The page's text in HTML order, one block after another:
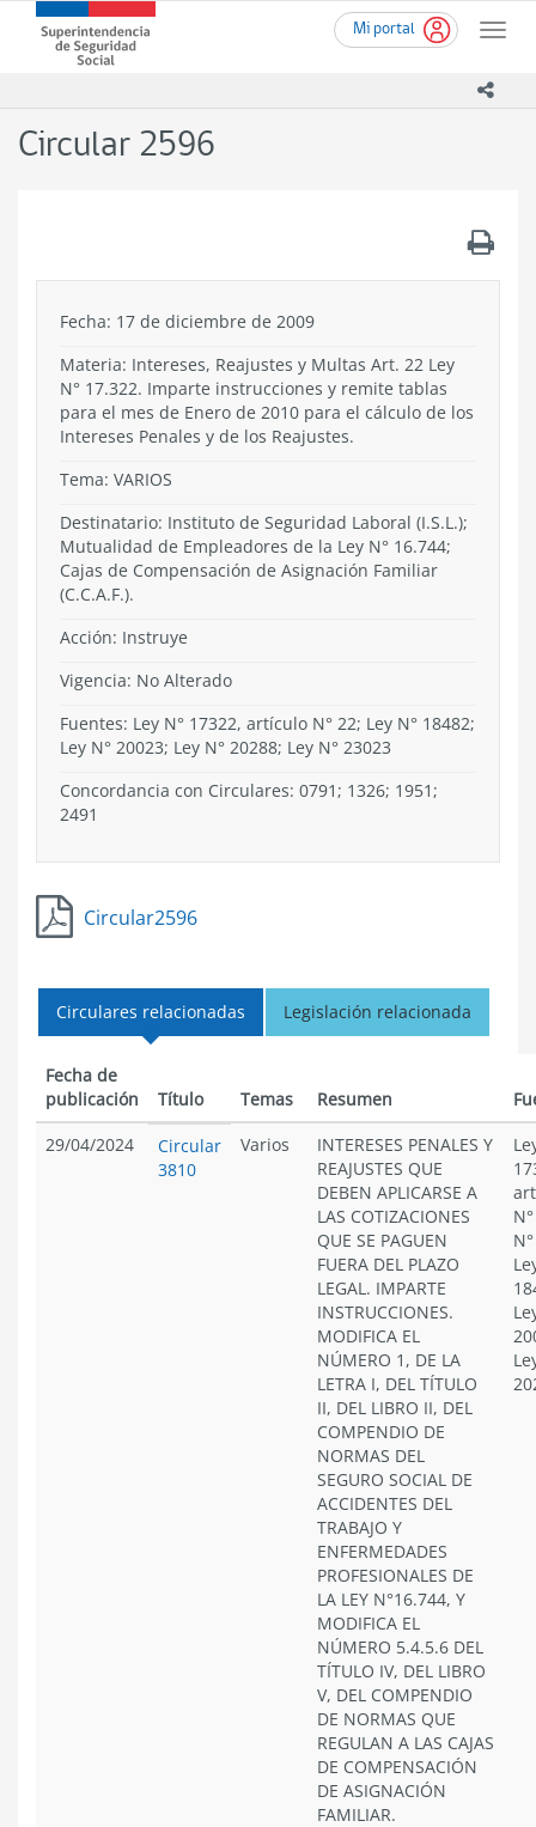
contenido
Mi portal
Toggle
Superintendencia
de
-
Circular 2596
Fecha: 17 de diciembre de 2009
Materia: Intereses, Reajustes y Multas Art. 22 Ley
N° 17.322. Imparte instrucciones y remite tablas
para el mes de Enero de 2010 para el cálculo de los
Intereses Penales y de los Reajustes.
Tema: VARIOS
Destinatario: Instituto de Seguridad Laboral (I.S.L.);
Mutualidad de Empleadores de la Ley N° 16.744;
Cajas de Compensación de Asignación Familiar
(C.C.A.F.).
Acción: Instruye
Vigencia: No Alterado
Fuentes: Ley N° 17322, artículo N° 22; Ley N° 18482;
Ley N° 20023; Ley N° 20288; Ley N° 23023
Concordancia con Circulares: 0791; 1326; 1951;
2491
Circular2596
Circulares relacionadas Legislación relacionada
Fecha de
publicación
Título Temas Resumen
29/04/2024
Circular
3810
Varios
INTERESES PENALES Y
REAJUSTES QUE
DEBEN APLICARSE A
LAS COTIZACIONES
QUE SE PAGUEN
FUERA DEL PLAZO
LEGAL. IMPARTE
INSTRUCCIONES.
MODIFICA EL
NÚMERO 1, DE LA
LETRA I, DEL TÍTULO
II, DEL LIBRO II, DEL
COMPENDIO DE
NORMAS DEL
SEGURO SOCIAL DE
ACCIDENTES DEL
TRABAJO Y
ENFERMEDADES
PROFESIONALES DE
LA LEY N°16.744, Y
MODIFICA EL
NÚMERO 5.4.5.6 DEL
TÍTULO IV, DEL LIBRO
V, DEL COMPENDIO
DE NORMAS QUE
REGULAN A LAS CAJAS
DE COMPENSACIÓN
DE ASIGNACIÓN
FAMILIAR.